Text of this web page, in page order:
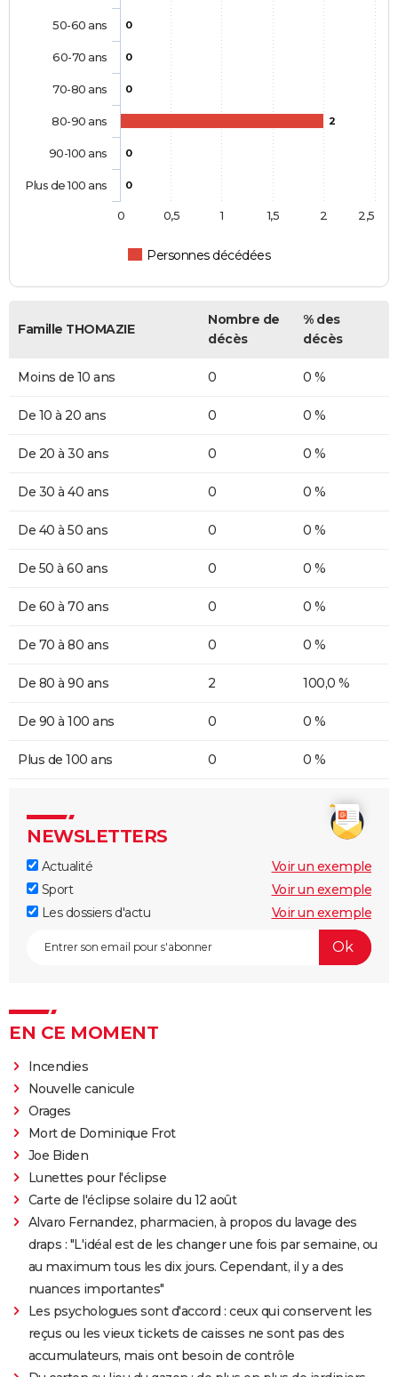
0
0
0
2
0
0
Personnes décédées
50-60 ans
60-70 ans
70-80 ans
80-90 ans
90-100 ans
Plus de 100 ans
0 0,5 1 1,5 2 2,5
Famille THOMAZIE
Nombre de
décès
% des
décès
Moins de 10 ans 0 0 %
De 10 à 20 ans 0 0 %
De 20 à 30 ans 0 0 %
De 30 à 40 ans 0 0 %
De 40 à 50 ans 0 0 %
De 50 à 60 ans 0 0 %
De 60 à 70 ans 0 0 %
De 70 à 80 ans 0 0 %
De 80 à 90 ans 2 100,0 %
De 90 à 100 ans 0 0 %
Plus de 100 ans 0 0 %
NEWSLETTERS
Actualité
Voir un exemple
Sport
Voir un exemple
Les dossiers d'actu
Voir un exemple
EN CE MOMENT
Incendies
Nouvelle canicule
Orages
Mort de Dominique Frot
Joe Biden
Lunettes pour l'éclipse
Carte de l'éclipse solaire du 12 août
Alvaro Fernandez, pharmacien, à propos du lavage des
draps : "L'idéal est de les changer une fois par semaine, ou
au maximum tous les dix jours. Cependant, il y a des
nuances importantes"
Les psychologues sont d'accord : ceux qui conservent les
reçus ou les vieux tickets de caisses ne sont pas des
accumulateurs, mais ont besoin de contrôle